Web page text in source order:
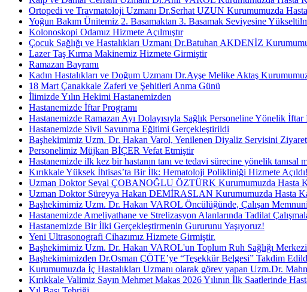
Ortopedi ve Travmatoloji Uzmanı Dr.Serhat UZUN Kurumumuzda Hasta
Yoğun Bakım Ünitemiz 2. Basamaktan 3. Basamak Seviyesine
Kolonoskopi Odamız Hizmete Açılmıştır
Çocuk Sağlığı ve Hastalıkları Uzmanı Dr.Batuhan AKDENİZ
Lazer Taş Kırma Makinemiz Hizmete Girmiştir
Ramazan Bayramı
Kadın Hastalıkları ve Doğum Uzmanı Dr.Ayşe Melike Aktaş
18 Mart Çanakkale Zaferi ve Şehitleri Anma Günü
İlimizde Yılın Hekimi Hastanemizden
Hastanemizde İftar Programı
Hastanemizde Ramazan Ayı Dolayısıyla Sağlık Personeline Yönelik
Hastanemizde Sivil Savunma Eğitimi Gerçekleştirildi
Başhekimimiz Uzm. Dr. Hakan Varol, Yenilenen Diyaliz Servisini
Personelimiz Müjkan BİÇER Vefat Etmiştir
Hastanemizde ilk kez bir hastanın tanı ve tedavi sürecine yönelik
Kırıkkale Yüksek İhtisas’ta Bir İlk: Hematoloji Polikliniği Hizmete Açıldı!
Uzman Doktor Seval ÇOBANOĞLU ÖZTÜRK Kurumumuzda Hasta
Uzman Doktor Süreyya Hakan DEMİRASLAN Kurumumuzda Hasta
Başhekimimiz Uzm. Dr. Hakan VAROL Öncülüğünde, Çalışan
Hastanemizde Ameliyathane ve Strelizasyon Alanlarında Tadilat
Hastanemizde Bir İlki Gerçekleştirmenin Gururunu Yaşıyoruz!
Yeni Ultrasonografi Cihazımız Hizmete Girmiştir.
Başhekimimiz Uzm. Dr. Hakan VAROL'un Toplum Ruh Sağlığı
Başhekimimizden Dr.Osman ÇÖTE’ye “Teşekkür Belgesi” Takdim
Kurumumuzda İç Hastalıkları Uzmanı olarak görev yapan Uzm.Dr.
Kırıkkale Valimiz Sayın Mehmet Makas 2026 Yılının İlk Saatlerinde